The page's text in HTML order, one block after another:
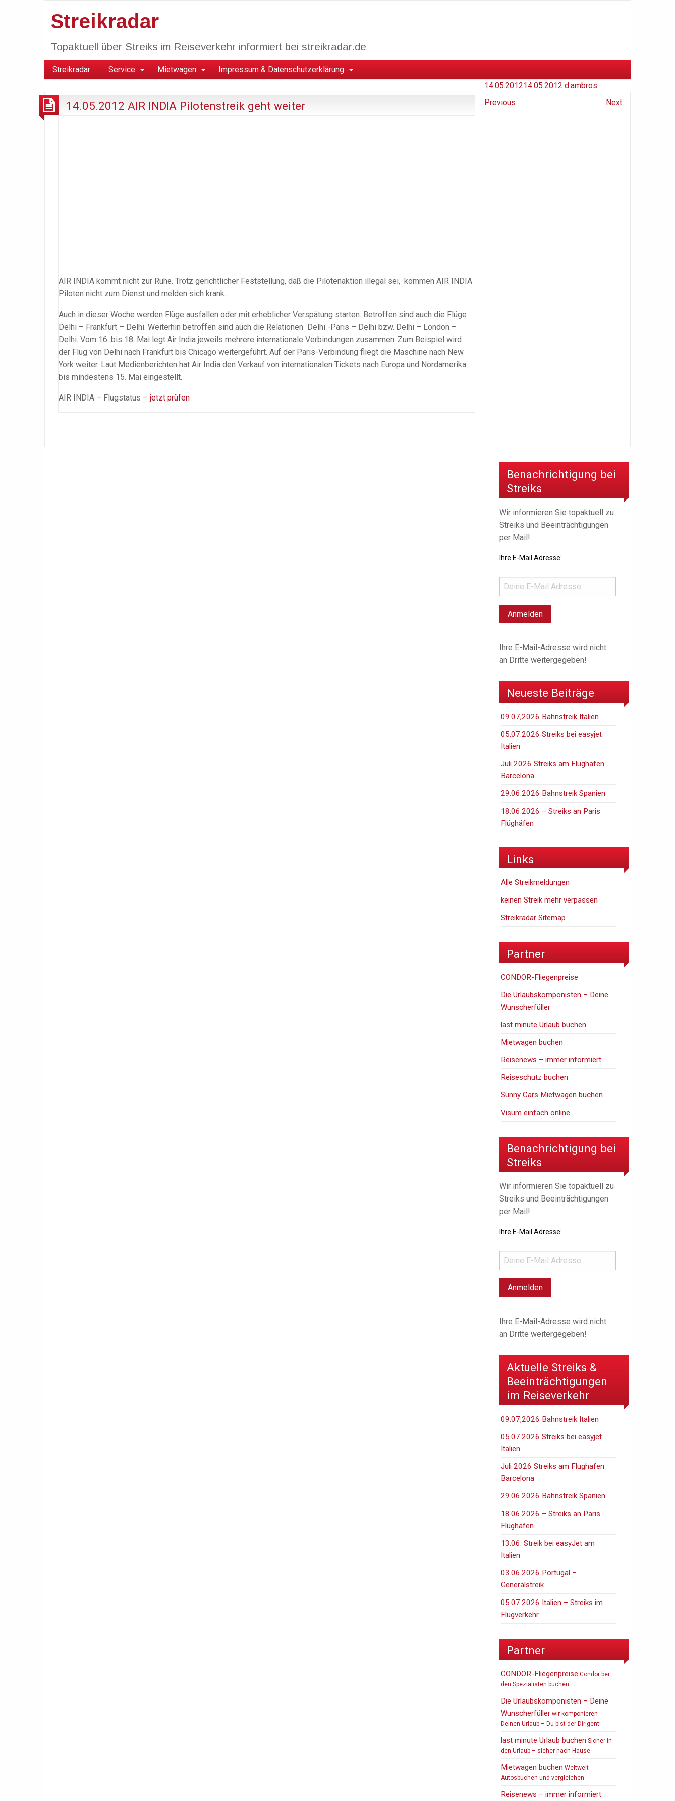
Streikradar
Topaktuell über Streiks im Reiseverkehr informiert bei streikradar.de
Streikradar Service Mietwagen Impressum & Datenschutzerklärung
14.05.2012 AIR INDIA Pilotenstreik geht weiter
AIR INDIA kommt nicht zur Ruhe. Trotz gerichtlicher Feststellung, daß die Pilotenaktion illegal sei, kommen AIR INDIA
Piloten nicht zum Dienst und melden sich krank.
Auch in dieser Woche werden Flüge ausfallen oder mit erheblicher Verspätung starten. Betroffen sind auch die Flüge
Delhi – Frankfurt – Delhi. Weiterhin betroffen sind auch die Relationen Delhi -Paris – Delhi bzw. Delhi – London –
Delhi. Vom 16. bis 18. Mai legt Air India jeweils mehrere internationale Verbindungen zusammen. Zum Beispiel wird
der Flug von Delhi nach Frankfurt bis Chicago weitergeführt. Auf der Paris-Verbindung fliegt die Maschine nach New
York weiter. Laut Medienberichten hat Air India den Verkauf von internationalen Tickets nach Europa und Nordamerika
bis mindestens 15. Mai eingestellt.
AIR INDIA – Flugstatus – jetzt prüfen
14.05.201214.05.2012 d.ambros
Previous
Next
Benachrichtigung bei
Streiks
Wir informieren Sie topaktuell zu
Streiks und Beeinträchtigungen
per Mail!
Ihre E-Mail Adresse:
Ihre E-Mail-Adresse wird nicht
an Dritte weitergegeben!
Neueste Beiträge
09.07,2026 Bahnstreik Italien
05.07.2026 Streiks bei easyjet
Italien
Juli 2026 Streiks am Flughafen
Barcelona
29.06.2026 Bahnstreik Spanien
18.06.2026 – Streiks an Paris
Flüghäfen
Links
Alle Streikmeldungen
keinen Streik mehr verpassen
Streikradar Sitemap
Partner
CONDOR-Fliegenpreise
Die Urlaubskomponisten – Deine
Wunscherfüller
last minute Urlaub buchen
Mietwagen buchen
Reisenews – immer informiert
Reiseschutz buchen
Sunny Cars Mietwagen buchen
Visum einfach online
Benachrichtigung bei
Streiks
Wir informieren Sie topaktuell zu
Streiks und Beeinträchtigungen
per Mail!
Ihre E-Mail Adresse:
Ihre E-Mail-Adresse wird nicht
an Dritte weitergegeben!
Aktuelle Streiks &
Beeinträchtigungen
im Reiseverkehr
09.07,2026 Bahnstreik Italien
05.07.2026 Streiks bei easyjet
Italien
Juli 2026 Streiks am Flughafen
Barcelona
29.06.2026 Bahnstreik Spanien
18.06.2026 – Streiks an Paris
Flüghäfen
13.06. Streik bei easyJet am
Italien
03.06.2026 Portugal –
Generalstreik
05.07.2026 Italien – Streiks im
Flugverkehr
Partner
CONDOR-Fliegenpreise Condor bei
den Spezialisten buchen
Die Urlaubskomponisten – Deine
Wunscherfüller wir komponieren
Deinen Urlaub – Du bist der Dirigent
last minute Urlaub buchen Sicher in
den Urlaub – sicher nach Hause
Mietwagen buchen Weltweit
Autosbuchen und vergleichen
Reisenews – immer informiert